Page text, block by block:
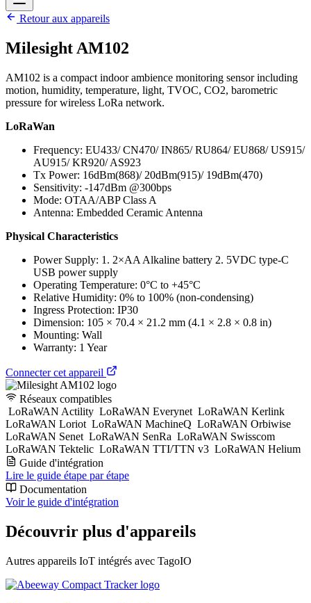
Retour aux appareils
Milesight AM102
AM102 is a compact indoor ambience monitoring sensor including
motion, humidity, temperature, light, TVOC, CO2, barometric
pressure for wireless LoRa network.
LoRaWan
Frequency: EU433/ CN470/ IN865/ RU864/ EU868/ US915/
AU915/ KR920/ AS923
Tx Power: 16dBm(868)/ 20dBm(915)/ 19dBm(470)
Sensitivity: -147dBm @300bps
Mode: OTAA/ABP Class A
Antenna: Embedded Ceramic Antenna
Physical Characteristics
Power Supply: 1. 2×AA Alkaline battery 2. 5VDC type-C
USB power supply
Operating Temperature: 0°C to +45°C
Relative Humidity: 0% to 100% (non-condensing)
Ingress Protection: IP30
Dimension: 105 × 70.4 × 21.2 mm (4.1 × 2.8 × 0.8 in)
Mounting: Wall
Warranty: 1 Year
Connecter cet appareil
Réseaux compatibles
LoRaWAN Actility LoRaWAN Everynet LoRaWAN Kerlink
LoRaWAN Loriot LoRaWAN MachineQ LoRaWAN Orbiwise
LoRaWAN Senet LoRaWAN SenRa LoRaWAN Swisscom
LoRaWAN Tektelic LoRaWAN TTI/TTN v3 LoRaWAN Helium
Guide d'intégration
Lire le guide étape par étape
Documentation
Voir le guide d'intégration
Découvrir plus d'appareils
Autres appareils IoT intégrés avec TagoIO